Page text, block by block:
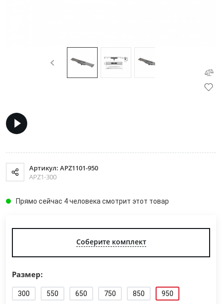
Артикул: APZ1101-950
APZ1-300
Прямо сейчас 4 человека смотрит этот товар
Соберите комплект
Размер:
300 550 650 750 850 950